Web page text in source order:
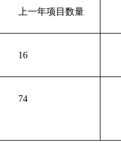
上一年项目数量
16
74